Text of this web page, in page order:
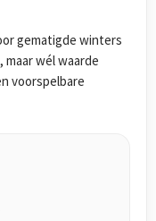
gematigde winters
wél waarde
voorspelbare